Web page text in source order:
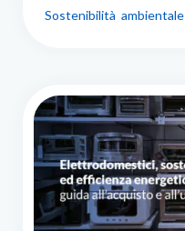
Sostenibilità ambientale